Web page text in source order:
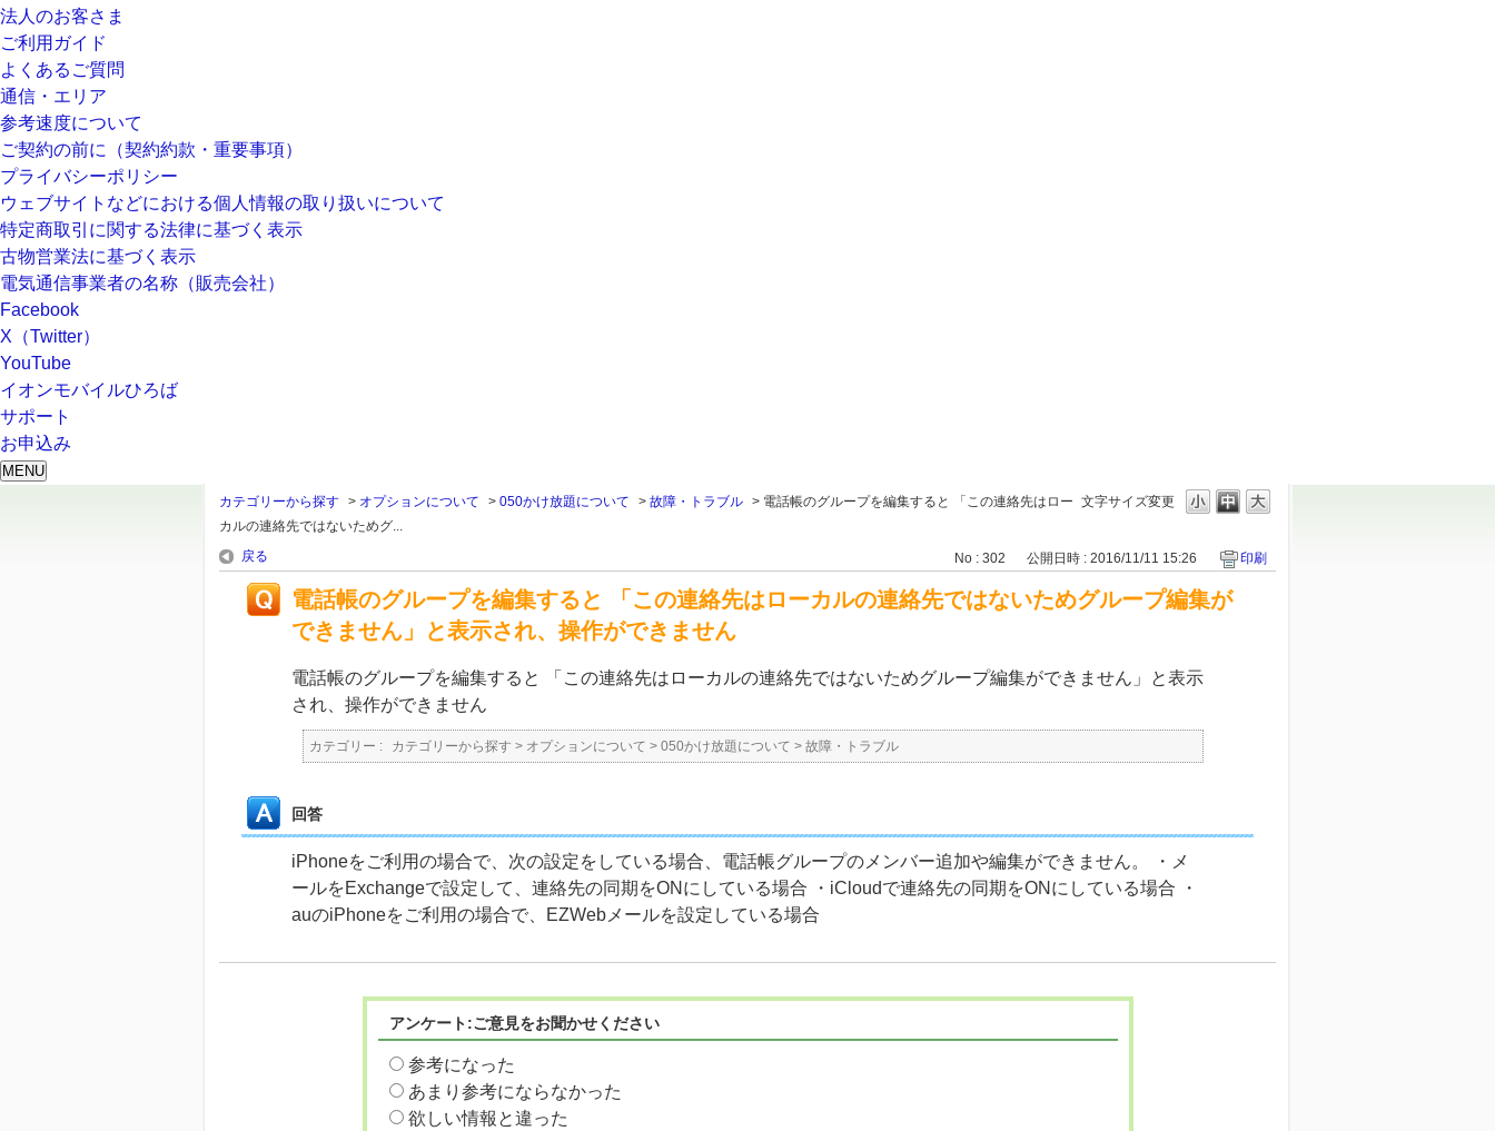
法人のお客さま
ご利用ガイド
よくあるご質問
通信・エリア
参考速度について
ご契約の前に（契約約款・重要事項）
プライバシーポリシー
ウェブサイトなどにおける個人情報の取り扱いについて
特定商取引に関する法律に基づく表示
古物営業法に基づく表示
電気通信事業者の名称（販売会社）
Facebook
X（Twitter）
YouTube
イオンモバイルひろば
サポート
お申込み
MENU
文字サイズ変更
カテゴリーから探す > オプションについて > 050かけ放題について > 故障・トラブル > 電話帳のグループを編集すると 「この連絡先はロー
カルの連絡先ではないためグ...
戻る
No : 302 公開日時 : 2016/11/11 15:26 印刷
電話帳のグループを編集すると 「この連絡先はローカルの連絡先ではないためグループ編集が
できません」と表示され、操作ができません
電話帳のグループを編集すると 「この連絡先はローカルの連絡先ではないためグループ編集ができません」と表示
され、操作ができません
カテゴリー : カテゴリーから探す > オプションについて > 050かけ放題について > 故障・トラブル
回答
iPhoneをご利用の場合で、次の設定をしている場合、電話帳グループのメンバー追加や編集ができません。 ・メ
ールをExchangeで設定して、連絡先の同期をONにしている場合 ・iCloudで連絡先の同期をONにしている場合 ・
auのiPhoneをご利用の場合で、EZWebメールを設定している場合
アンケート:ご意見をお聞かせください
参考になった
あまり参考にならなかった
欲しい情報と違った